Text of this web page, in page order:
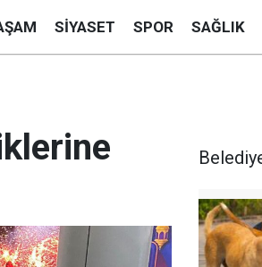
SIYASET SPOR SAĞLIK